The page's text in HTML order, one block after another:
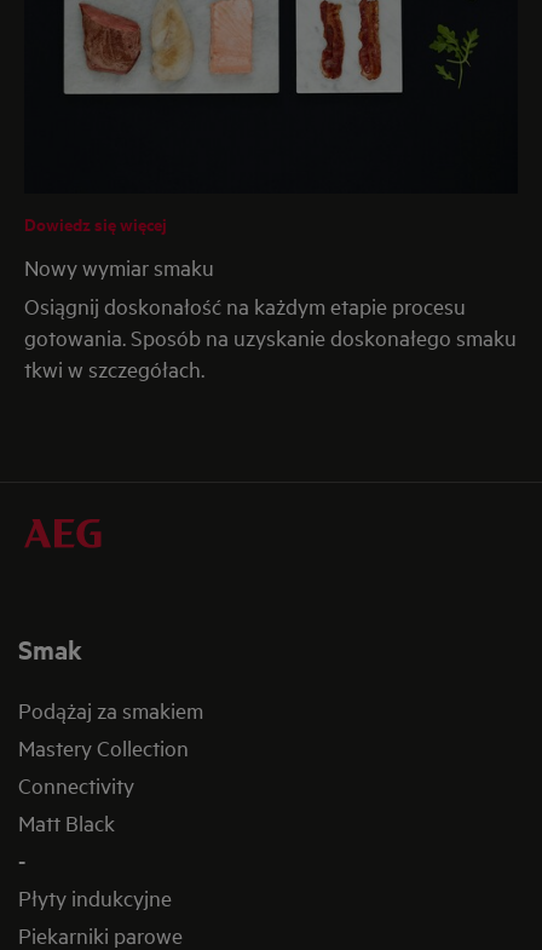
Dowiedz się więcej
Nowy wymiar smaku
Osiągnij doskonałość na każdym etapie procesu
gotowania. Sposób na uzyskanie doskonałego smaku
tkwi w szczegółach.
Smak
Podążaj za smakiem
Mastery Collection
Connectivity
Matt Black
-
Płyty indukcyjne
Piekarniki parowe